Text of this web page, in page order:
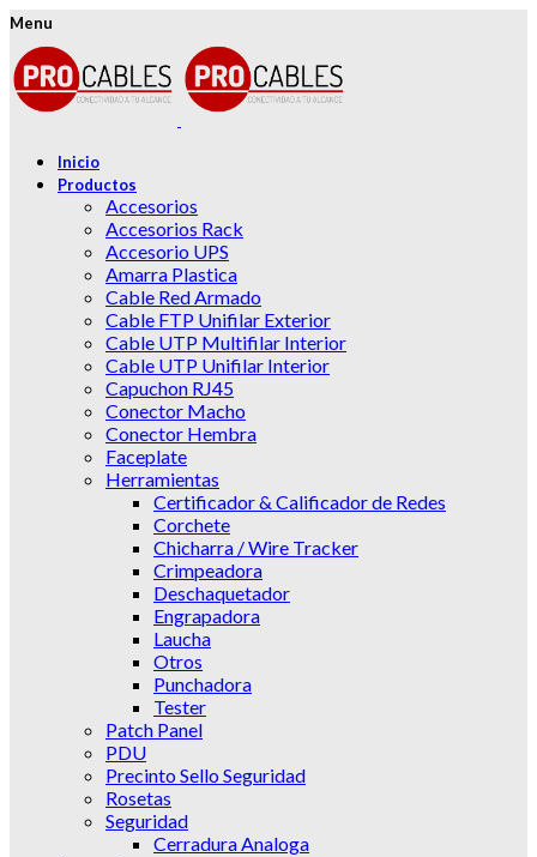
Menu
Inicio
Productos
Accesorios
Accesorios Rack
Accesorio UPS
Amarra Plastica
Cable Red Armado
Cable FTP Unifilar Exterior
Cable UTP Multifilar Interior
Cable UTP Unifilar Interior
Capuchon RJ45
Conector Macho
Conector Hembra
Faceplate
Herramientas
Certificador & Calificador de Redes
Corchete
Chicharra / Wire Tracker
Crimpeadora
Deschaquetador
Engrapadora
Laucha
Otros
Punchadora
Tester
Patch Panel
PDU
Precinto Sello Seguridad
Rosetas
Seguridad
Cerradura Analoga